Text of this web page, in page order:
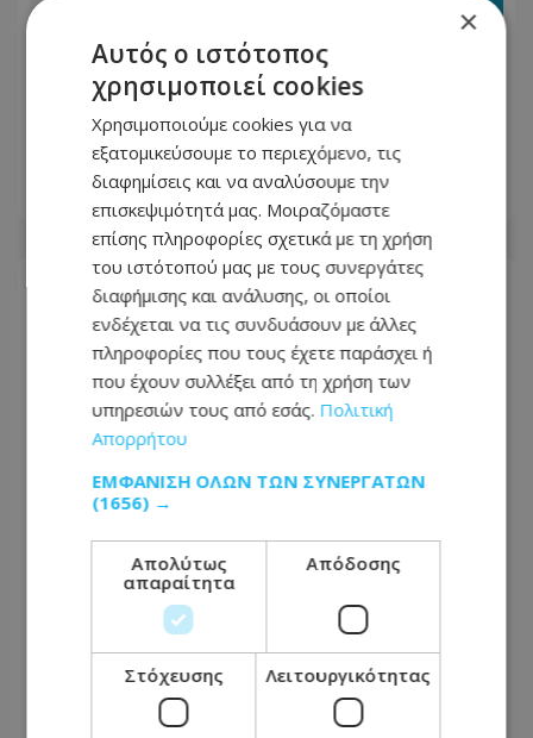
Ταξίδια: Οι 10 εξωτικοί προορισμοί
που κοστίζουν λιγότερο από διακοπές
σε ελληνικό νησί
24.07.2026 - 08:16
Γνωστή αεροπορική εταιρεία
ανακοίνωσε απίστευτες εκπτώσεις
για ταξίδια σε υπέροχους
προορισμούς - Μόνο για 3 μέρες
17.07.2026 - 09:49
×
Αυτός ο ιστότοπος
χρησιμοποιεί cookies
Χρησιμοποιούμε cookies για να
εξατομικεύσουμε το περιεχόμενο, τις
διαφημίσεις και να αναλύσουμε την
επισκεψιμότητά μας. Μοιραζόμαστε
επίσης πληροφορίες σχετικά με τη χρήση
του ιστότοπού μας με τους συνεργάτες
διαφήμισης και ανάλυσης, οι οποίοι
ενδέχεται να τις συνδυάσουν με άλλες
πληροφορίες που τους έχετε παράσχει ή
που έχουν συλλέξει από τη χρήση των
υπηρεσιών τους από εσάς. Πολιτική
Απορρήτου
ΕΜΦΆΝΙΣΗ ΌΛΩΝ ΤΩΝ ΣΥΝΕΡΓΑΤΏΝ
(1656) →
Απολύτως
απαραίτητα
Απόδοσης
Στόχευσης Λειτουργικότητας